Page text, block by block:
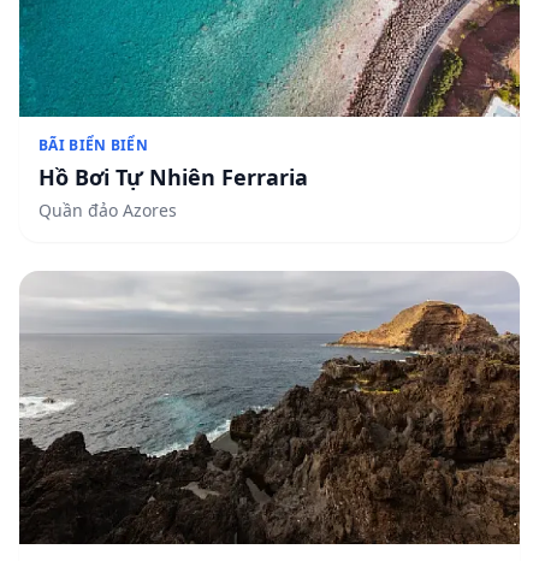
BÃI BIỂN BIỂN
Hồ Bơi Tự Nhiên Ferraria
Quần đảo Azores